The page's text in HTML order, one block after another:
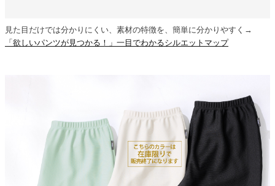
見た目だけでは分かりにくい、素材の特徴を、簡単に分かりやすく→
「欲しいパンツが見つかる！」一目でわかるシルエットマップ